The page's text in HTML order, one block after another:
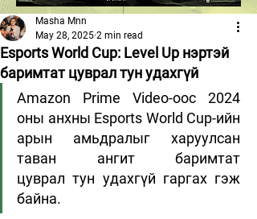
Esports World Cup: Level Up нэртэй
баримтат цуврал тун удахгүй
Masha Mnn
May 28, 2025 2 min read
Amazon Prime Video-оос 2024
оны анхны Esports World Cup-ийн
арын амьдралыг харуулсан
таван ангит баримтат
цуврал тун удахгүй гаргах гэж
байна.